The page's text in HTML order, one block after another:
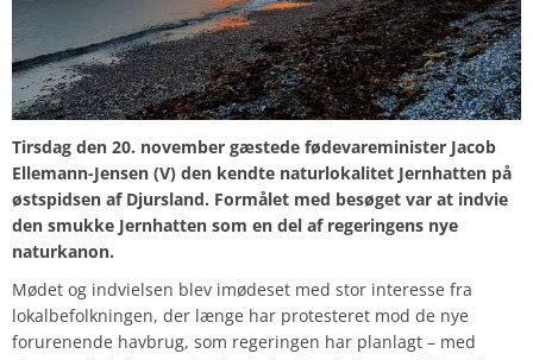
Tirsdag den 20. november gæstede fødevareminister Jacob
Ellemann-Jensen (V) den kendte naturlokalitet Jernhatten på
østspidsen af Djursland. Formålet med besøget var at indvie
den smukke Jernhatten som en del af regeringens nye
naturkanon.
Mødet og indvielsen blev imødeset med stor interesse fra
lokalbefolkningen, der længe har protesteret mod de nye
forurenende havbrug, som regeringen har planlagt – med